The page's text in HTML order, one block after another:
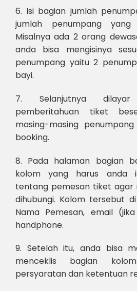
6. Isi bagian jumlah
jumlah penumpang
Misalnya ada 2 orang
anda bisa mengisinya
penumpang yaitu 2
bayi.
7. Selanjutnya
pemberitahuan tiket
masing-masing
booking.
8. Pada halaman bagian
kolom yang harus anda
tentang pemesan tiket agar
dihubungi. Kolom tersebut
Nama Pemesan, email
handphone.
9. Setelah itu, anda bisa
menceklis bagian
persyaratan dan ketentuan